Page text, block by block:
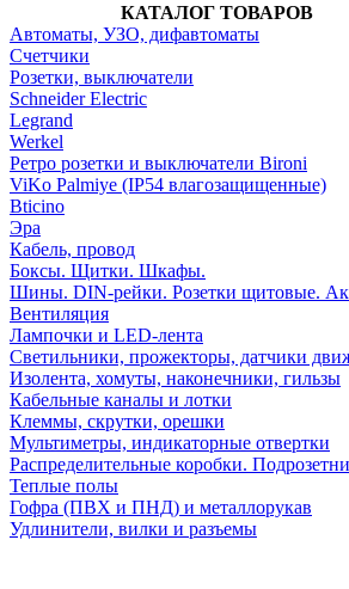
КАТАЛОГ ТОВАРОВ
Автоматы, УЗО, дифавтоматы
Счетчики
Розетки, выключатели
Schneider Electric
Legrand
Werkel
Ретро розетки и выключатели Bironi
ViKo Palmiye (IP54 влагозащищенные)
Bticino
Эра
Кабель, провод
Боксы. Щитки. Шкафы.
Шины. DIN-рейки. Розетки щитовые.
Вентиляция
Лампочки и LED-лента
Светильники, прожекторы, датчики
Изолента, хомуты, наконечники, гильзы
Кабельные каналы и лотки
Клеммы, скрутки, орешки
Мультиметры, индикаторные отвертки
Распределительные коробки.
Теплые полы
Гофра (ПВХ и ПНД) и металлорукав
Удлинители, вилки и разъемы